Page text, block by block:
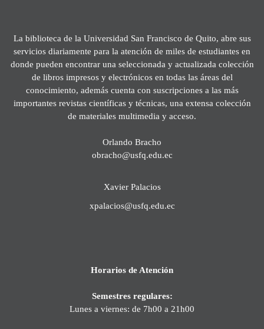
La biblioteca de la Universidad San Francisco de Quito, abre sus
servicios diariamente para la atención de miles de estudiantes en
donde pueden encontrar una seleccionada y actualizada colección
de libros impresos y electrónicos en todas las áreas del
conocimiento, además cuenta con suscripciones a las más
importantes revistas científicas y técnicas, una extensa colección
de materiales multimedia y acceso.
Orlando Bracho
obracho@usfq.edu.ec
Xavier Palacios
xpalacios@usfq.edu.ec
Horarios de Atención
Semestres regulares:
Lunes a viernes: de 7h00 a 21h00